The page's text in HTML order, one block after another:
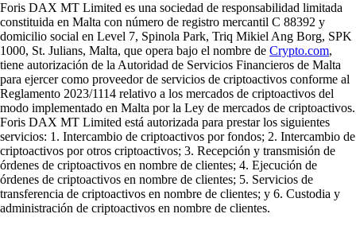
Foris DAX MT Limited es una sociedad de responsabilidad limitada
constituida en Malta con número de registro mercantil C 88392 y
domicilio social en Level 7, Spinola Park, Triq Mikiel Ang Borg, SPK
1000, St. Julians, Malta, que opera bajo el nombre de Crypto.com,
tiene autorización de la Autoridad de Servicios Financieros de Malta
para ejercer como proveedor de servicios de criptoactivos conforme al
Reglamento 2023/1114 relativo a los mercados de criptoactivos del
modo implementado en Malta por la Ley de mercados de criptoactivos.
Foris DAX MT Limited está autorizada para prestar los siguientes
servicios: 1. Intercambio de criptoactivos por fondos; 2. Intercambio de
criptoactivos por otros criptoactivos; 3. Recepción y transmisión de
órdenes de criptoactivos en nombre de clientes; 4. Ejecución de
órdenes de criptoactivos en nombre de clientes; 5. Servicios de
transferencia de criptoactivos en nombre de clientes; y 6. Custodia y
administración de criptoactivos en nombre de clientes.